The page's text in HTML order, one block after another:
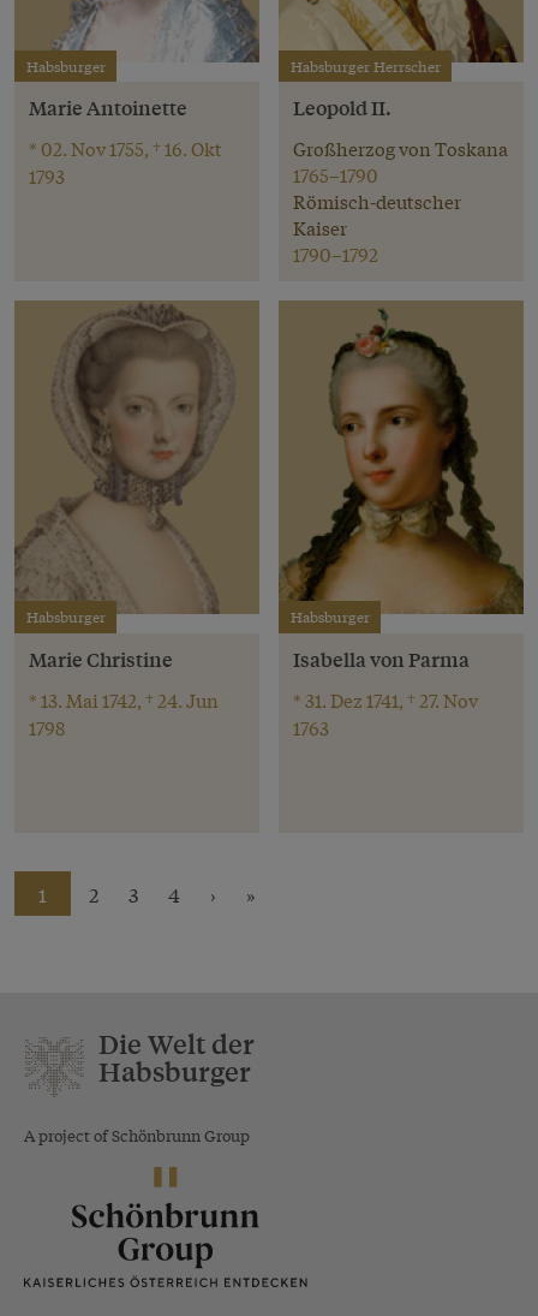
Habsburger
Marie Antoinette
* 02. Nov 1755, † 16. Okt
1793
Habsburger Herrscher
Leopold II.
Großherzog von Toskana
1765–1790
Römisch-deutscher
Kaiser
1790–1792
Habsburger
Marie Christine
* 13. Mai 1742, † 24. Jun
1798
Habsburger
Isabella von Parma
* 31. Dez 1741, † 27. Nov
1763
1 2 3 4 › »
Die Welt der
Habsburger
A project of Schönbrunn Group